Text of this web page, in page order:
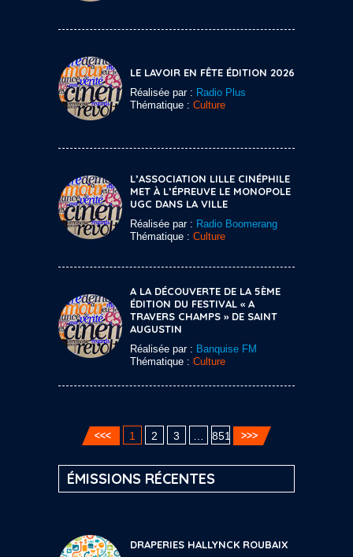
LE LAVOIR EN FÊTE ÉDITION 2026
Réalisée par : Radio Plus
Thématique : Culture
L’ASSOCIATION LILLE CINÉPHILE
MET À L’ÉPREUVE LE MONOPOLE
UGC DANS LA VILLE
Réalisée par : Radio Boomerang
Thématique : Culture
A LA DÉCOUVERTE DE LA 5ÈME
ÉDITION DU FESTIVAL « A
TRAVERS CHAMPS » DE SAINT
AUGUSTIN
Réalisée par : Banquise FM
Thématique : Culture
1 2 3 851
ÉMISSIONS RÉCENTES
DRAPERIES HALLYNCK ROUBAIX